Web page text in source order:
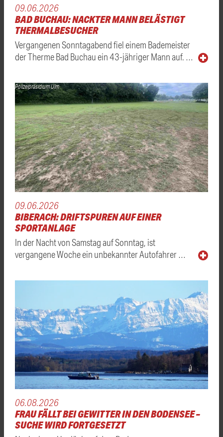
09.06.2026
BAD BUCHAU: NACKTER MANN BELÄSTIGT
THERMALBESUCHER
Vergangenen Sonntagabend fiel einem Bademeister
der Therme Bad Buchau ein 43-jähriger Mann auf. …
Polizeipräsidium Ulm
09.06.2026
BIBERACH: DRIFTSPUREN AUF EINER
SPORTANLAGE
In der Nacht von Samstag auf Sonntag, ist
vergangene Woche ein unbekannter Autofahrer …
06.08.2026
FRAU FÄLLT BEI GEWITTER IN DEN BODENSEE –
SUCHE WIRD FORTGESETZT